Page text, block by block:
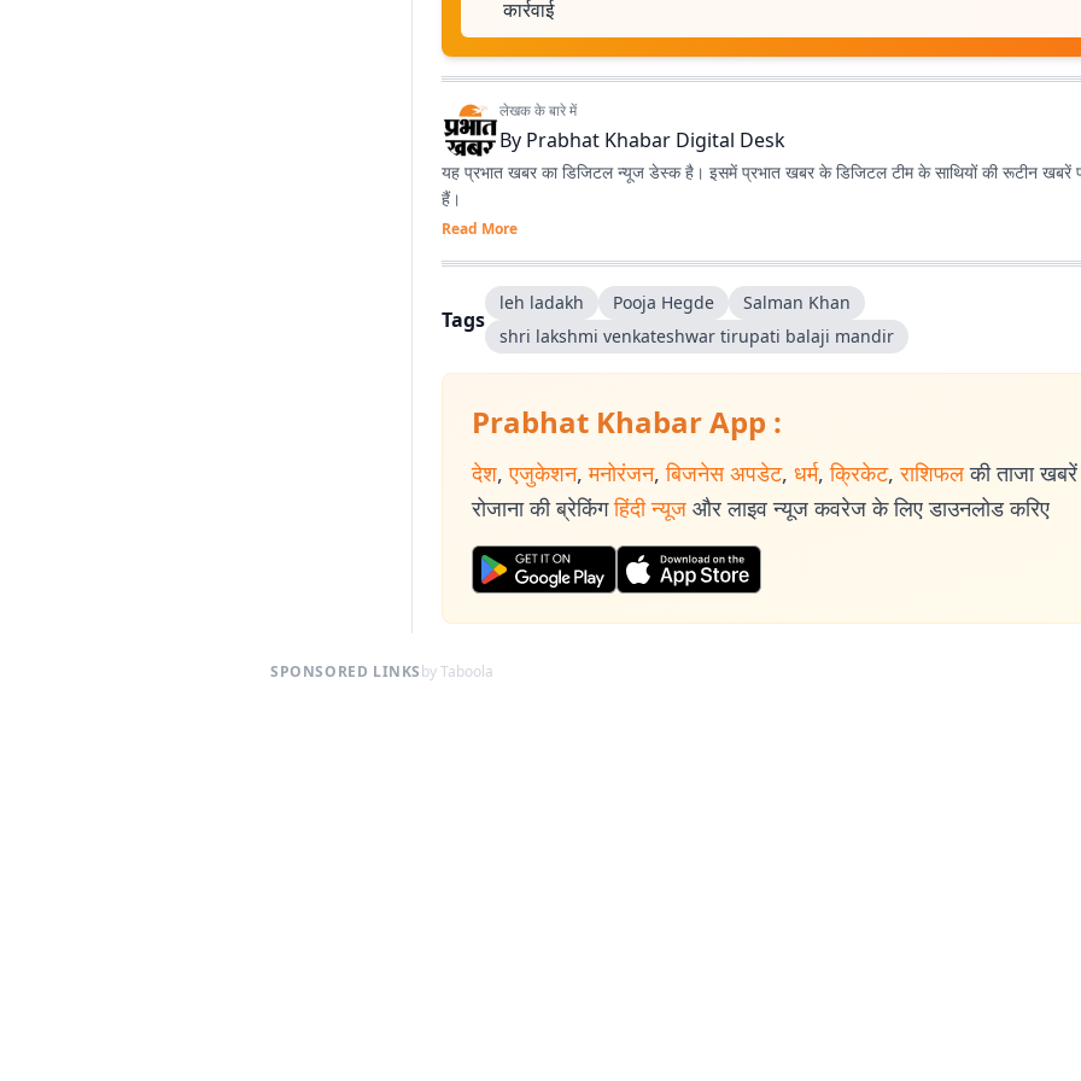
कार्रवाई
लेखक के बारे में
By Prabhat Khabar Digital Desk
यह प्रभात खबर का डिजिटल न्यूज डेस्क है। इसमें प्रभात खबर के डिजिटल टीम के साथियों की रूटीन खबरें
हैं।
Read More
Tags
leh ladakh Pooja Hegde
Salman Khan
shri lakshmi venkateshwar tirupati balaji mandir
Prabhat Khabar App :
देश, एजुकेशन, मनोरंजन, बिजनेस अपडेट, धर्म, क्रिकेट, राशिफल की ताजा
रोजाना की ब्रेकिंग हिंदी न्यूज और लाइव न्यूज कवरेज के लिए डाउनलोड करिए
SPONSORED LINKSby Taboola